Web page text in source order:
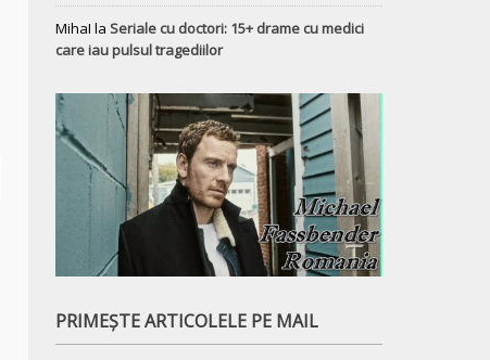
MihaI la Seriale cu doctori: 15+ drame cu medici
care iau pulsul tragediilor
PRIMEȘTE ARTICOLELE PE MAIL